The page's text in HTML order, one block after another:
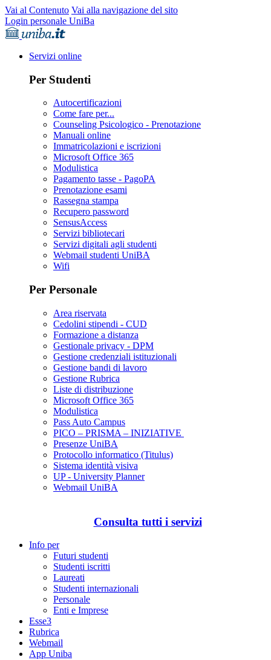
Vai al Contenuto Vai alla navigazione del sito
Login personale UniBa
Servizi online
Per Studenti
Autocertificazioni
Come fare per...
Counseling Psicologico - Prenotazione
Manuali online
Immatricolazioni e iscrizioni
Microsoft Office 365
Modulistica
Pagamento tasse - PagoPA
Prenotazione esami
Rassegna stampa
Recupero password
SensusAccess
Servizi bibliotecari
Servizi digitali agli studenti
Webmail studenti UniBA
Wifi
Per Personale
Area riservata
Cedolini stipendi - CUD
Formazione a distanza
Gestionale privacy - DPM
Gestione credenziali istituzionali
Gestione bandi di lavoro
Gestione Rubrica
Liste di distribuzione
Microsoft Office 365
Modulistica
Pass Auto Campus
PICO – PRISMA – INIZIATIVE
Presenze UniBA
Protocollo informatico (Titulus)
Sistema identità visiva
UP - University Planner
Webmail UniBA
Consulta tutti i servizi
Info per
Futuri studenti
Studenti iscritti
Laureati
Studenti internazionali
Personale
Enti e Imprese
Esse3
Rubrica
Webmail
App Uniba